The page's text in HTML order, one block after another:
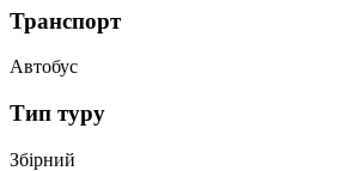
Транспорт
Автобус
Тип туру
Збірний